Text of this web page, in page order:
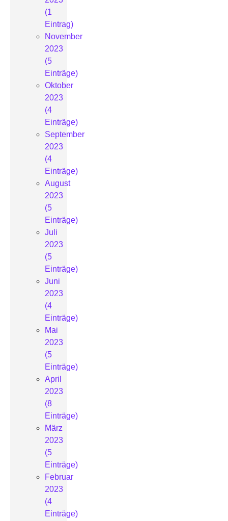
(1
Eintrag)
November
2023
(5
Einträge)
Oktober
2023
(4
Einträge)
September
2023
(4
Einträge)
August
2023
(5
Einträge)
Juli
2023
(5
Einträge)
Juni
2023
(4
Einträge)
Mai
2023
(5
Einträge)
April
2023
(8
Einträge)
März
2023
(5
Einträge)
Februar
2023
(4
Einträge)